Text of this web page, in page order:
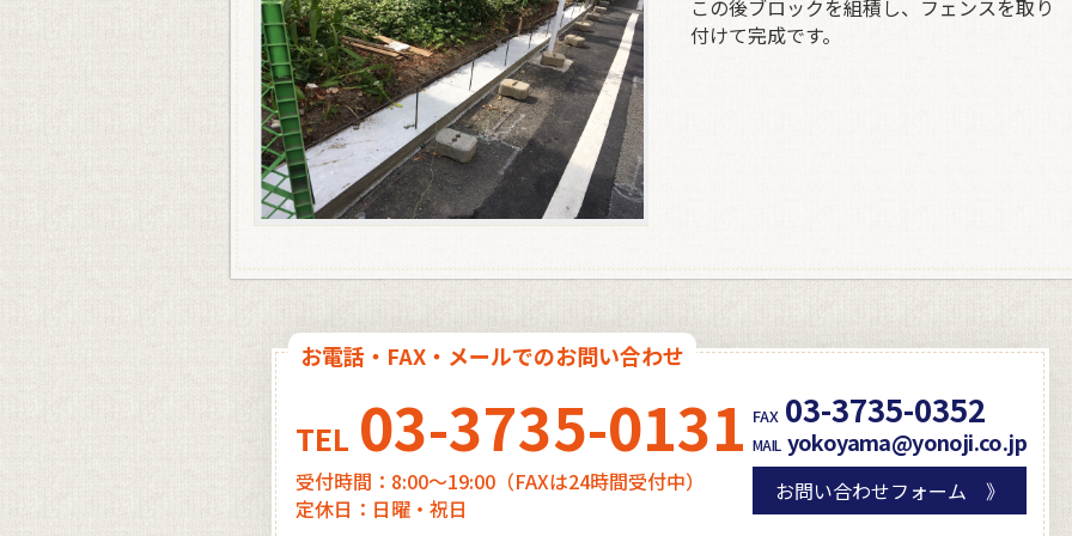
この後ブロックを組積し、フェンスを取り
付けて完成です。
お電話・FAX・メールでのお問い合わせ
TEL 03-3735-0131
受付時間：8:00～19:00（FAXは24時間受付中）
定休日：日曜・祝日
FAX 03-3735-0352
MAIL yokoyama@yonoji.co.jp
お問い合わせフォーム 》